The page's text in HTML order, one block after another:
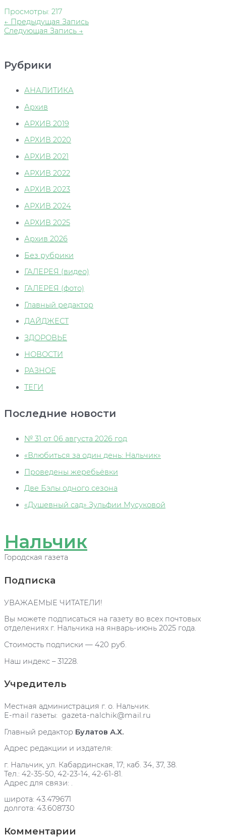
Просмотры: 217
Навигация
по
← Предыдущая Запись
Следующая Запись →
Рубрики
АНАЛИТИКА
Архив
АРХИВ 2019
АРХИВ 2020
АРХИВ 2021
АРХИВ 2022
АРХИВ 2023
АРХИВ 2024
АРХИВ 2025
Архив 2026
Без рубрики
ГАЛЕРЕЯ (видео)
ГАЛЕРЕЯ (фото)
Главный редактор
ДАЙДЖЕСТ
ЗДОРОВЬЕ
НОВОСТИ
РАЗНОЕ
ТЕГИ
Последние новости
№ 31 от 06 августа 2026 год
«Влюбиться за один день: Нальчик»
Проведены жеребьёвки
Две Бэлы одного сезона
«Душевный сад» Зульфии Мусуковой
Нальчик
Городская газета
Подписка
УВАЖАЕМЫЕ ЧИТАТЕЛИ!
Вы можете подписаться на газету во всех почтовых
отделениях г. Нальчика на январь-июнь 2025 года.
Стоимость подписки — 420 руб.
Наш индекс – 31228.
Учредитель
Местная администрация г. о. Нальчик.
E-mail газеты: gazeta-nalchik@mail.ru
Главный редактор Булатов А.Х.
Адрес редакции и издателя:
г. Нальчик, ул. Кабардинская, 17; каб. 34, 37, 38.
Тел.: 42-35-50, 42-23-14, 42-61-81.
Адрес для связи: .
широта: 43.479671
долгота: 43.608730
Комментарии